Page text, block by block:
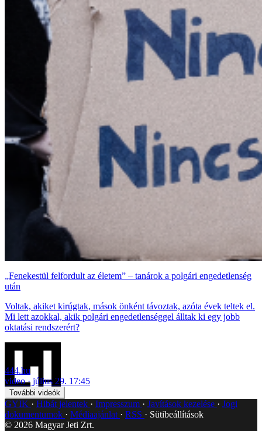
„Fenekestül felfordult az életem” – tanárok a polgári engedetlenség
után
Voltak, akiket kirúgtak, mások önként távoztak, azóta évek teltek el.
Mi lett azokkal, akik polgári engedetlenséggel álltak ki egy jobb
oktatási rendszerért?
444.hu
video
július 29. 17:45
További videók
GYIK Hibát jelentek Impresszum Javítások kezelése
Jogi
dokumentumok
Médiaajánlat RSS
Sütibeállítások
© 2026 Magyar Jeti Zrt.